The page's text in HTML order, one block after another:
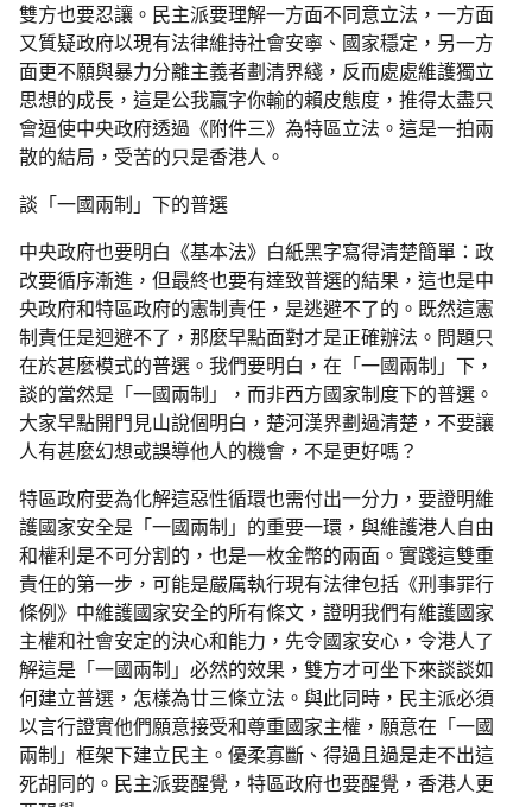
雙方也要忍讓。民主派要理解一方面不同意立法，一方面
又質疑政府以現有法律維持社會安寧、國家穩定，另一方
面更不願與暴力分離主義者劃清界綫，反而處處維護獨立
思想的成長，這是公我贏字你輸的賴皮態度，推得太盡只
會逼使中央政府透過《附件三》為特區立法。這是一拍兩
散的結局，受苦的只是香港人。
談「一國兩制」下的普選
中央政府也要明白《基本法》白紙黑字寫得清楚簡單：政
改要循序漸進，但最終也要有達致普選的結果，這也是中
央政府和特區政府的憲制責任，是逃避不了的。既然這憲
制責任是迴避不了，那麼早點面對才是正確辦法。問題只
在於甚麼模式的普選。我們要明白，在「一國兩制」下，
談的當然是「一國兩制」，而非西方國家制度下的普選。
大家早點開門見山說個明白，楚河漢界劃過清楚，不要讓
人有甚麼幻想或誤導他人的機會，不是更好嗎？
特區政府要為化解這惡性循環也需付出一分力，要證明維
護國家安全是「一國兩制」的重要一環，與維護港人自由
和權利是不可分割的，也是一枚金幣的兩面。實踐這雙重
責任的第一步，可能是嚴厲執行現有法律包括《刑事罪行
條例》中維護國家安全的所有條文，證明我們有維護國家
主權和社會安定的決心和能力，先令國家安心，令港人了
解這是「一國兩制」必然的效果，雙方才可坐下來談談如
何建立普選，怎樣為廿三條立法。與此同時，民主派必須
以言行證實他們願意接受和尊重國家主權，願意在「一國
兩制」框架下建立民主。優柔寡斷、得過且過是走不出這
死胡同的。民主派要醒覺，特區政府也要醒覺，香港人更